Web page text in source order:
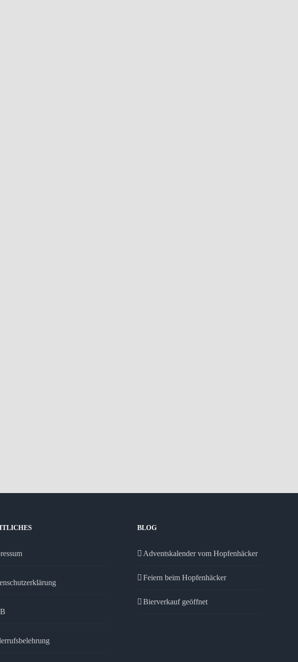
BLOG
Adventskalender vom Hopfenhäcker
Feiern beim Hopfenhäcker
Bierverkauf geöffnet